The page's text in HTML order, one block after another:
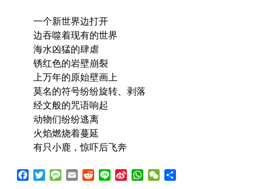
一个新世界边打开
边吞噬着现有的世界
海水凶猛的肆虐
锈红色的岩壁崩裂
上万年的原始壁画上
莫名的符号纷纷旋转、剥落
经文般的咒语响起
动物们纷纷逃离
火焰燃烧着蔓延
有只小鹿，惊吓后飞奔
Facebook
TwitterMessageEmailRedditLine Sina WhatsApp
WeChat